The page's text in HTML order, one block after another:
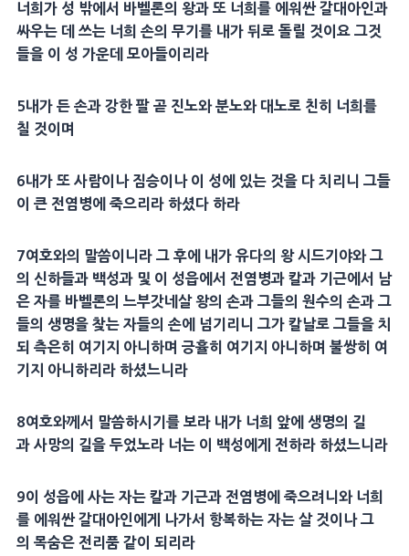
너희가 성 밖에서 바벨론의 왕과 또 너희를 에워싼갈대아인과
싸우는 데 쓰는 너희 손의 무기 를 내가 뒤로 돌릴 것이요 그것
들을 이 성 가운데 모아들이리라
5내가 든 손과 강한 팔 곧 진노와분노와 대노로 친히 너희를
칠 것이며
6내가 또 사람이나 짐승이나 이 성에 있는 것을 다 치리니 그들
이 큰 전염병에 죽으리라 하셨다 하라
7여호와의 말씀이니라 그 후에 내가 유다의 왕시드기야와 그
의 신하들과 백성과 및 이 성읍에서 전염병과 칼과 기근에서 남
은 자를 바벨론의 느부갓네살왕의 손과 그들의 원수의 손과 그
들의 생명을 찾는 자들의 손에 넘기리니 그가 칼날로 그들을 치
되 측은히 여기지 아니하며 긍휼히 여기지 아니하며 불쌍히 여
기지 아니하리라 하셨느니라
8여호와께서 말씀하시기를 보라 내가 너희 앞에 생명의 길
과 사망의 길을 두었노라 너는 이 백성에게 전하라 하셨느니라
9이 성읍에 사는 자는 칼과 기근과 전염병에 죽으려니와 너희
를 에워싼갈대아인에게 나가서 항복하는 자는 살 것이나 그
의 목숨은 전리품 같이 되리라